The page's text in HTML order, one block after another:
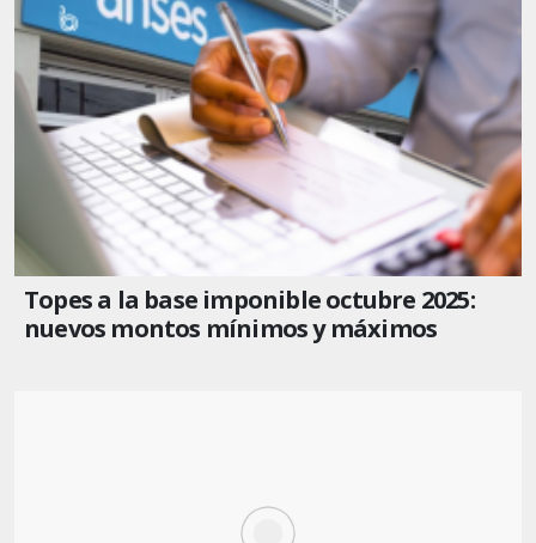
Topes a la base imponible octubre 2025:
nuevos montos mínimos y máximos